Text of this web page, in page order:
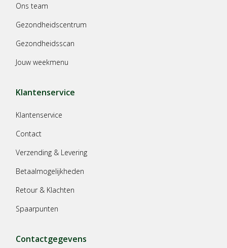
Ons team
Gezondheidscentrum
Gezondheidsscan
Jouw weekmenu
Klantenservice
Klantenservice
Contact
Verzending & Levering
Betaalmogelijkheden
Retour & Klachten
Spaarpunten
Contactgegevens